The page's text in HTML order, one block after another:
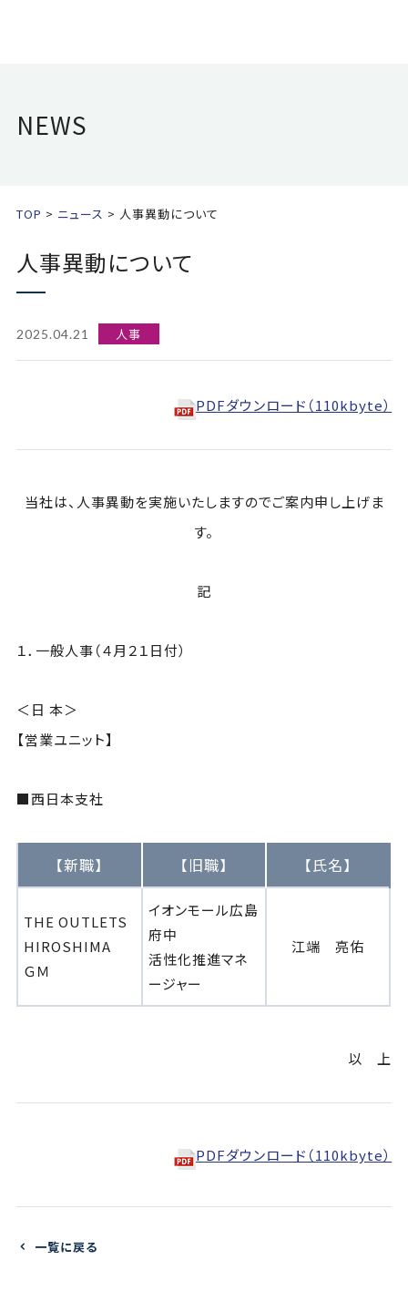
NEWS
TOP ニュース 人事異動について
人事異動について
2025.04.21 人事
PDFダウンロード（110kbyte）
当社は、人事異動を実施いたしますのでご案内申し上げま
す。
記
１．一般人事（４月２１日付）
＜日 本＞
【営業ユニット】
■西日本支社
【新職】 【旧職】 【氏名】
THE OUTLETS
HIROSHIMA
ＧＭ
イオンモール広島
府中
活性化推進マネ
ージャー
江端 亮佑
以 上
PDFダウンロード（110kbyte）
一覧に戻る